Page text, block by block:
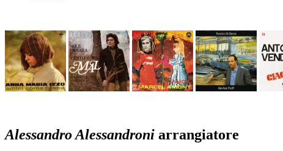
Alessandro Alessandroni arrangiatore